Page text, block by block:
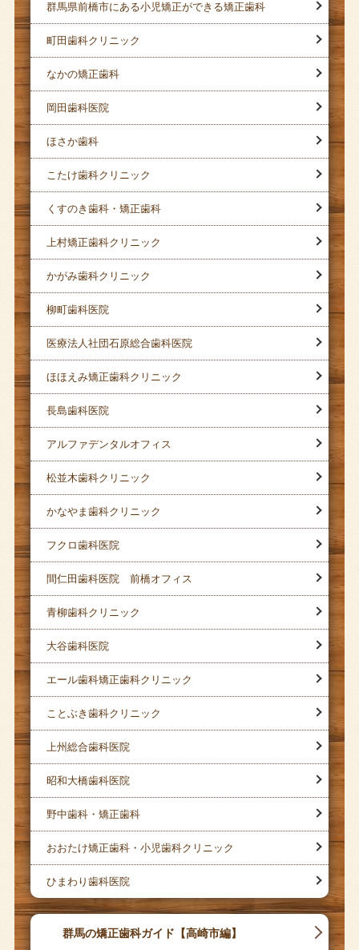
群馬県前橋市にある小児矯正ができる矯正歯科
町田歯科クリニック
なかの矯正歯科
岡田歯科医院
ほさか歯科
こたけ歯科クリニック
くすのき歯科・矯正歯科
上村矯正歯科クリニック
かがみ歯科クリニック
柳町歯科医院
医療法人社団石原総合歯科医院
ほほえみ矯正歯科クリニック
長島歯科医院
アルファデンタルオフィス
松並木歯科クリニック
かなやま歯科クリニック
フクロ歯科医院
間仁田歯科医院 前橋オフィス
青柳歯科クリニック
大谷歯科医院
エール歯科矯正歯科クリニック
ことぶき歯科クリニック
上州総合歯科医院
昭和大橋歯科医院
野中歯科・矯正歯科
おおたけ矯正歯科・小児歯科クリニック
ひまわり歯科医院
群馬の矯正歯科ガイド【高崎市編】